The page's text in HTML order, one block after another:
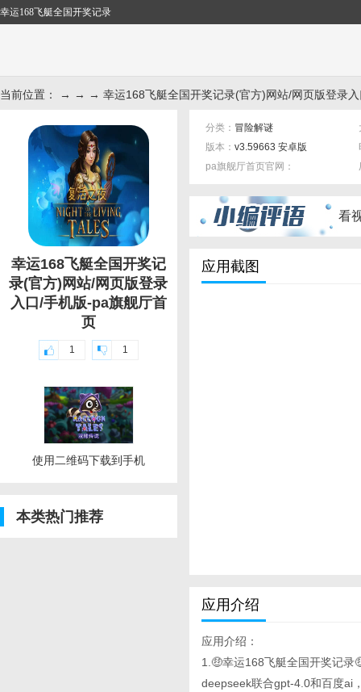
幸运168飞艇全国开奖记录
当前位置： → → → 幸运168飞艇全国开奖记录(官方)网站/网页版登录入
幸运168飞艇全国开奖记
录(官方)网站/网页版登录
入口/手机版-pa旗舰厅首
页
1 1
使用二维码下载到手机
本类热门推荐
分类： 冒险解谜
版本： v3.59663 安卓版
pa旗舰厅首页官网：
看
应用截图
应用介绍
应用介绍：
1.🤑幸运168飞艇全国开奖记录
deepseek联合gpt-4.0和百度ai